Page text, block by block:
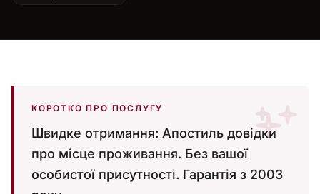
КОРОТКО ПРО ПОСЛУГУ
Швидке отримання: Апостиль довідки
про місце проживання. Без вашої
особистої присутності. Гарантія з 2003